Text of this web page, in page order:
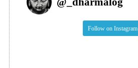
Follow on Instagram